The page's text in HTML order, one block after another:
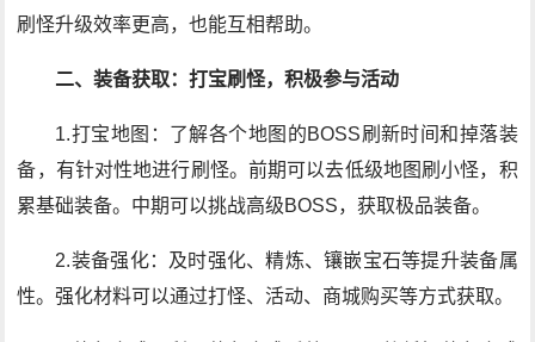
刷怪升级效率更高，也能互相帮助。
二、装备获取：打宝刷怪，积极参与活动
1.打宝地图：了解各个地图的BOSS刷新时间和掉落装
备，有针对性地进行刷怪。前期可以去低级地图刷小怪，积
累基础装备。中期可以挑战高级BOSS，获取极品装备。
2.装备强化：及时强化、精炼、镶嵌宝石等提升装备属
性。强化材料可以通过打怪、活动、商城购买等方式获取。